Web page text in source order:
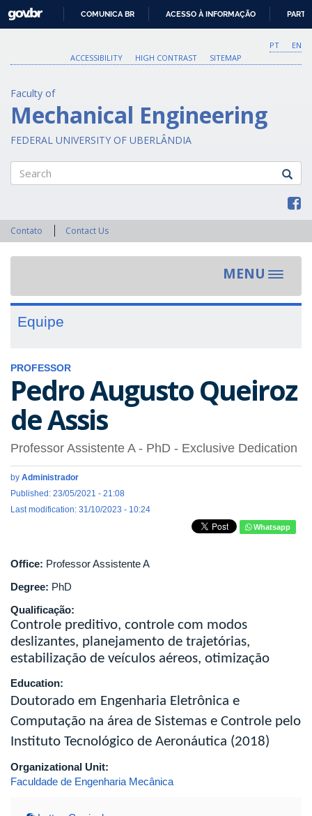
O
CONTEÚDO
GOVBR
COMUNICA BR ACESSO À INFORMAÇÃO
PT
EN
ACCESSIBILITY
HIGH CONTRAST SITEMAP
Faculty of
Mechanical Engineering
FEDERAL UNIVERSITY OF UBERLÂNDIA
Contato Contact Us
MENU
Toggle
Equipe
PROFESSOR
Pedro Augusto Queiroz
de Assis
Professor Assistente A- PhD - Exclusive Dedication
by Administrador
Published: 23/05/2021 - 21:08
Last modification: 31/10/2023 - 10:24
Whatsapp
Office: Professor Assistente A
Degree: PhD
Qualificação:
Controle preditivo, controle com modos
deslizantes, planejamento de trajetórias,
estabilização de veículos aéreos, otimização
Education:
Doutorado em Engenharia Eletrônica e
Computação na área de Sistemas e Controle pelo
Instituto Tecnológico de Aeronáutica (2018)
Organizational Unit:
Faculdade de Engenharia Mecânica